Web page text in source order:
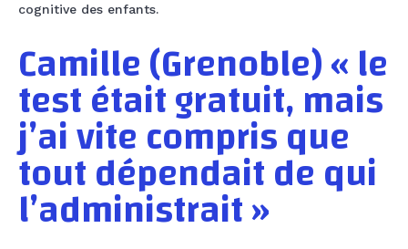
cognitive des enfants.
Camille (Grenoble) « le
test était gratuit, mais
j’ai vite compris que
tout dépendait de qui
l’administrait »